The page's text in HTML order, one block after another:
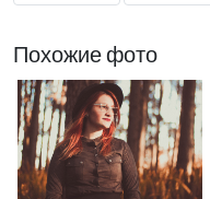
Похожие фото